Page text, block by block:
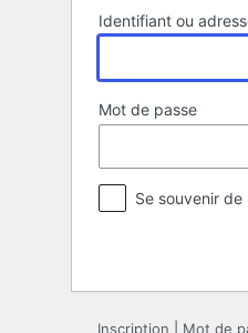
Identifiant ou
Mot de passe
Se souvenir de
Inscription Mot de